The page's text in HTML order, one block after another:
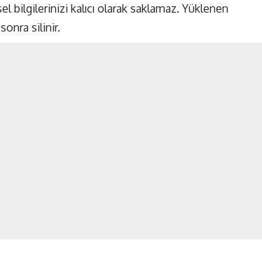
bilgilerinizi kalıcı olarak saklamaz. Yüklenen
silinir.